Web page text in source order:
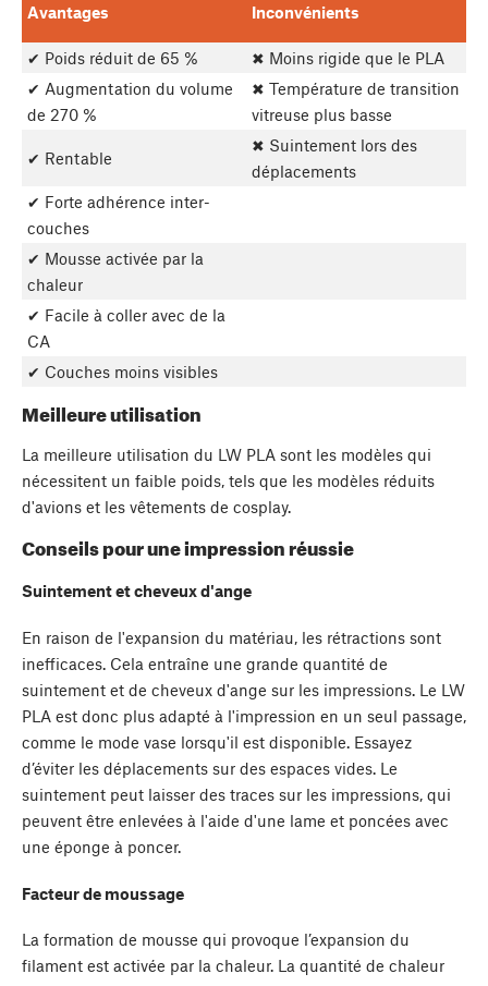
Avantages Inconvénients
✔ Poids réduit de 65 %
✖ Moins rigide que le PLA
✔ Augmentation du volume
de 270 %
✖ Température de transition
vitreuse plus basse
✔ Rentable
✖ Suintement lors des
déplacements
✔ Forte adhérence inter-
couches
✔ Mousse activée par la
chaleur
✔ Facile à coller avec de la
CA
✔ Couches moins visibles
Meilleure utilisation
La meilleure utilisation du LW PLA sont les modèles qui
nécessitent un faible poids, tels que les modèles réduits
d'avions et les vêtements de cosplay.
Conseils pour une impression réussie
Suintement et cheveux d'ange
En raison de l'expansion du matériau, les rétractions sont
inefficaces. Cela entraîne une grande quantité de
suintement et de cheveux d'ange sur les impressions. Le LW
PLA est donc plus adapté à l'impression en un seul passage,
comme le mode vase lorsqu'il est disponible. Essayez
d’éviter les déplacements sur des espaces vides. Le
suintement peut laisser des traces sur les impressions, qui
peuvent être enlevées à l'aide d'une lame et poncées avec
une éponge à poncer.
Facteur de moussage
La formation de mousse qui provoque l’expansion du
filament est activée par la chaleur. La quantité de chaleur